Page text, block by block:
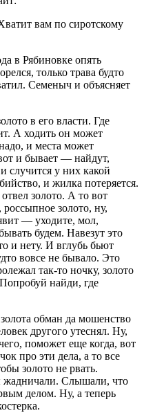
вам по сиротскому
в Рябиновке опять
только трава будто
Семеныч и объясняет
в его власти. Где
А ходить он может
и места может
и бывает — найдут,
у них какой
и жилка потеряется.
золото. А то вот
золото, ну,
— уходите, мол,
будем. Навезут это
и нету. И вглубь бьют
вовсе не бывало. Это
так-то ночку, золото
найди, где
обман да мошенство
другого утеснял. Ну,
поможет еще когда, вот
про эти дела, а то все
золото не рвать.
жадничали. Слышали, что
делом. Ну, а теперь